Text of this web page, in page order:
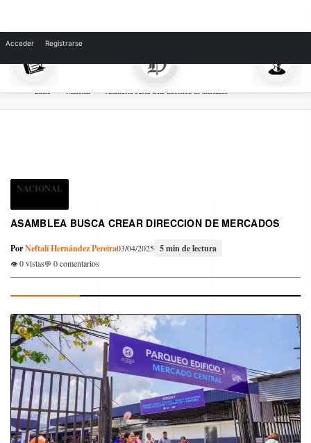
Inicio Nacional Asamblea busca crear direccion de mercados
NACIONAL
ASAMBLEA BUSCA CREAR DIRECCION DE MERCADOS
PorNeftalí Hernández Pereira03/04/2025 5 min de lectura
0 vistas 0 comentarios
Acceder Registrarse